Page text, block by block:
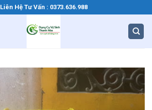
Liên Hệ Tư Vấn : 0373.636.988